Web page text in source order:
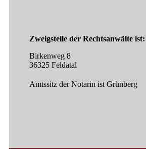
Zweigstelle der Rechtsanwälte ist:
Birkenweg 8
36325 Feldatal
Amtssitz der Notarin ist Grünberg